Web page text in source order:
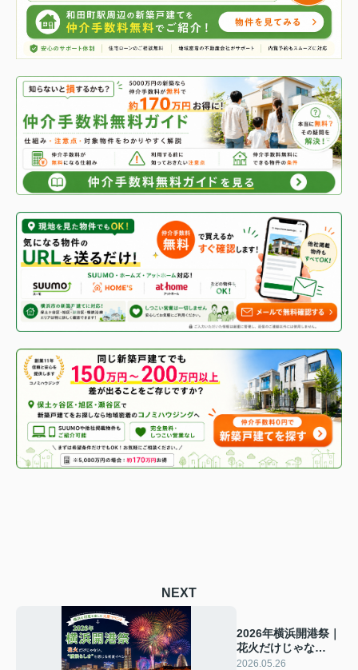
NEXT
2026年横浜開港祭｜
花火だけじゃな
い、“横浜らしさ”を
2026.05.26